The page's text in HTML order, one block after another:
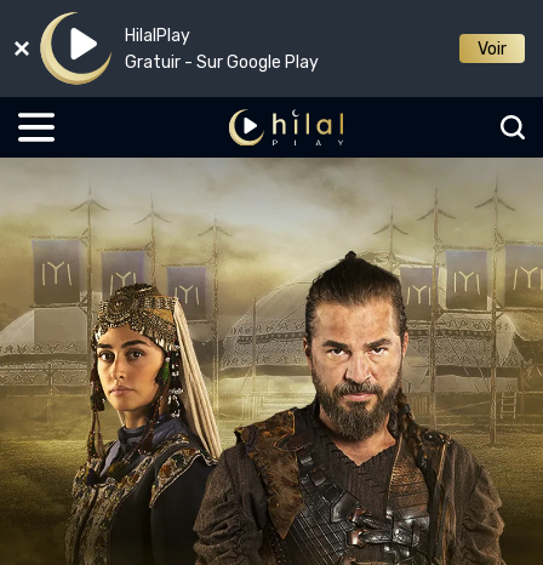
HilalPlay
Gratuir - Sur Google Play
Voir